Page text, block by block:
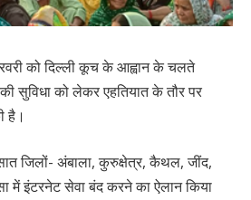
को दिल्ली कूच के आह्वान के चलते
की सुविधा को लेकर एहतियात के तौर पर
है।
जिलों- अंबाला, कुरुक्षेत्र, कैथल, जींद,
में इंटरनेट सेवा बंद करने का ऐलान किया